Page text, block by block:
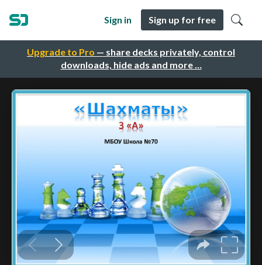
Upgrade to Pro — share decks privately, control
downloads, hide ads and more …
Sign in Sign up for free